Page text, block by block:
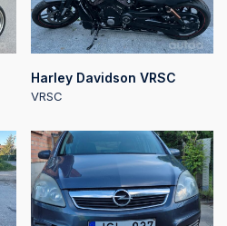
Harley Davidson VRSC
VRSC